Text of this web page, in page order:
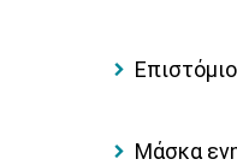
Επιστόμιο
Μάσκα